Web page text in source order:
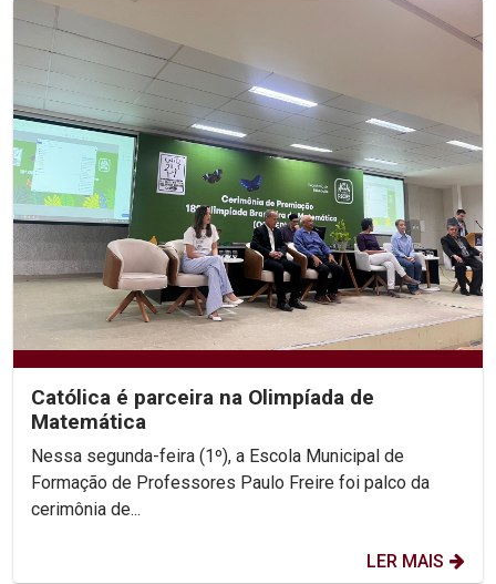
Católica é parceira na Olimpíada de
Matemática
Nessa segunda-feira (1º), a Escola Municipal de
Formação de Professores Paulo Freire foi palco da
cerimônia de...
LER MAIS